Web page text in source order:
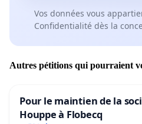
Vos données vous
Confidentialité dès la
Autres pétitions qui pourraient
Pour le maintien de la
Houppe à Flobecq